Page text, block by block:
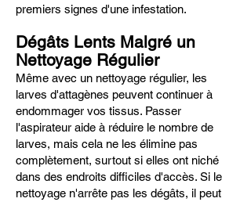
premiers signes d'une infestation.
Dégâts Lents Malgré un
Nettoyage Régulier
Même avec un nettoyage régulier, les
larves d'attagènes peuvent continuer à
endommager vos tissus. Passer
l'aspirateur aide à réduire le nombre de
larves, mais cela ne les élimine pas
complètement, surtout si elles ont niché
dans des endroits difficiles d'accès. Si le
nettoyage n'arrête pas les dégâts, il peut